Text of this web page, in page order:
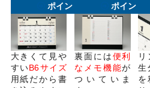
ポイント1
大きくて見や
すいB6サイズ
用紙だから書
ポイント2
裏面には便利
なメモ機能が
ついていま
生
を